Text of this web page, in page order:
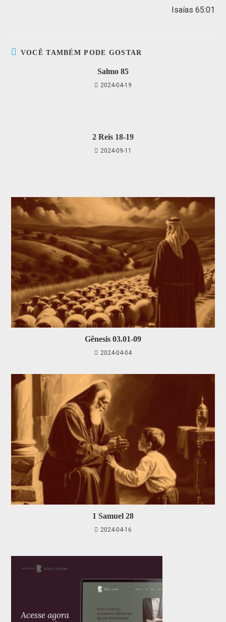
Isaías 65:01
VOCÊ TAMBÉM PODE GOSTAR
Salmo 85
2024-04-19
2 Reis 18-19
2024-09-11
Gênesis 03.01-09
2024-04-04
1 Samuel 28
2024-04-16